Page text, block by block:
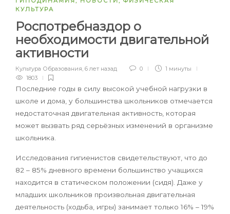
КУЛЬТУРА
Роспотребназдор о
необходимости двигательной
активности
Культура Образования 6 лет назад 0
1 минуты
1803
Последние годы в силу высокой учебной нагрузки в
школе и дома, у большинства школьников отмечается
недостаточная двигательная активность, которая
может вызвать ряд серьёзных изменений в организме
школьника.
Исследования гигиенистов свидетельствуют, что до
82 – 85% дневного времени большинство учащихся
находится в статическом положении (сидя). Даже у
младших школьников произвольная двигательная
деятельность (ходьба, игры) занимает только 16% – 19%